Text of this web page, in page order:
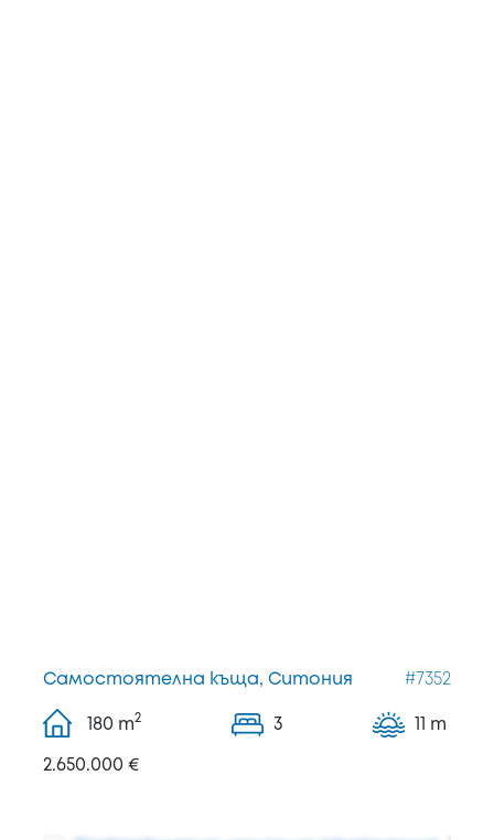
Самостоятелна къща, Ситония #7352
180 m2 3 11 m
2.650.000 €